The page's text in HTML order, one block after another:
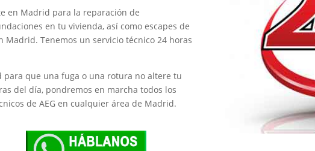
en Madrid para la reparación de
en tu vivienda, así como escapes de
Tenemos un servicio técnico 24 horas
para que una fuga o una rotura no altere tu
del día, pondremos en marcha todos los
de AEG en cualquier área de Madrid.